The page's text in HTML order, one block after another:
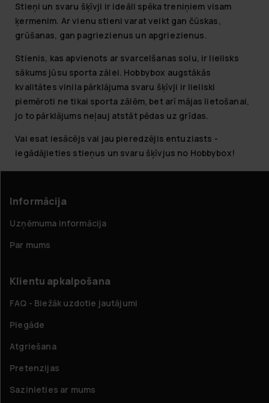
Stieņi un svaru šķīvji ir ideāli spēka treniņiem visam
ķermenim. Ar vienu stieni varat veikt gan čūskas,
grūšanas, gan pagriezienus un apgriezienus.
Stienis, kas apvienots ar svarcelšanas solu, ir lielisks
sākums jūsu sporta zālei. Hobbybox augstākās
kvalitātes vinila pārklājuma svaru šķīvji ir lieliski
piemēroti ne tikai sporta zālēm, bet arī mājas lietošanai,
jo to pārklājums neļauj atstāt pēdas uz grīdas.
Vai esat iesācējs vai jau pieredzējis entuziasts -
iegādājieties stieņus un svaru šķīvjus no Hobbybox!
Informācija
Uzņēmuma informācija
Par mums
Klientu apkalpošana
FAQ - Biežāk uzdotie jautājumi
Piegāde
Atgriešana
Pretenzijas
Sazinieties ar mums